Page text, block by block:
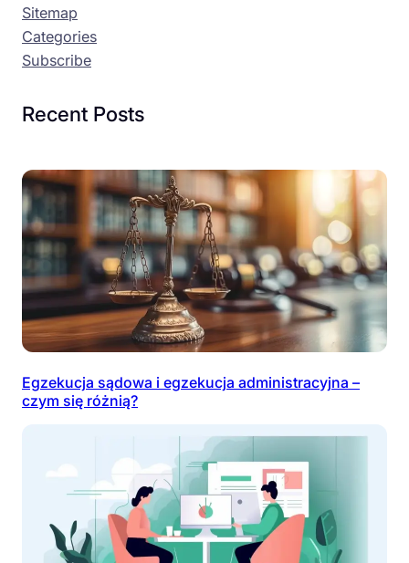
Sitemap
Categories
Subscribe
Recent Posts
Egzekucja sądowa i egzekucja administracyjna –
czym się różnią?